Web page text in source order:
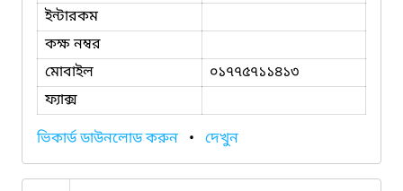
ইন্টারকম
কক্ষ নম্বর
মোবাইল
০১৭৭৫৭১১৪১৩
ফ্যাক্স
ভিকার্ড ডাউনলোড করুন • দেখুন